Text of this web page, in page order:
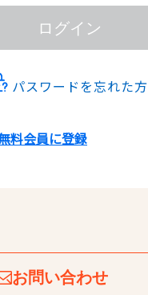
ログイン
パスワードを忘れた方
料会員に登録
お問い合わせ